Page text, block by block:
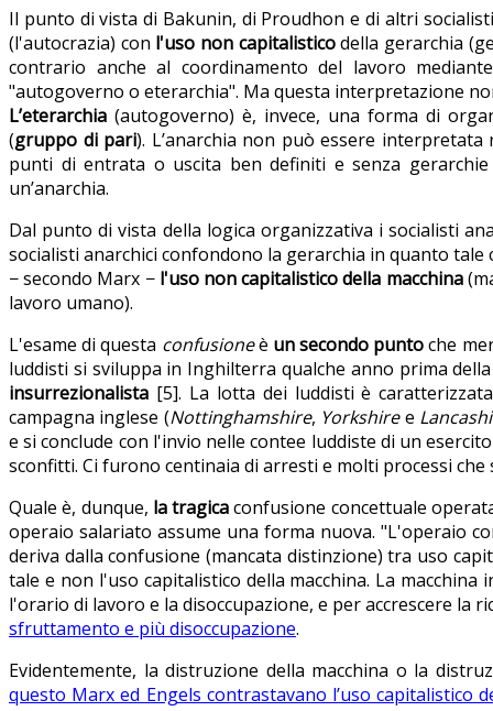
Il punto di vista di Bakunin, di Proudhon e di altri
(l'autocrazia) con l'uso non capitalisticodella gerarchia
contrario anche al coordinamento del lavoro
"autogoverno o eterarchia". Ma questa interpretazione
L’eterarchia(autogoverno) è, invece, una forma di
(gruppo di pari). L’anarchia non può essere interpretata
punti di entrata o uscita ben definiti e senza
un’anarchia.
Dal punto di vista della logica organizzativa i socialisti
socialisti anarchici confondono la gerarchia in quanto
− secondo Marx − l'uso non capitalistico della macchina
lavoro umano).
L'esame di questa confusioneè un secondo puntoche
luddisti si sviluppa in Inghilterra qualche anno prima
insurrezionalista [5]. La lotta dei luddisti è
campagna inglese (Nottinghamshire, Yorkshiree
e si conclude con l'invio nelle contee luddiste di un
sconfitti. Ci furono centinaia di arresti e molti processi
Quale è, dunque, la tragicaconfusione concettuale
operaio salariato assume una forma nuova. "L'operaio
deriva dalla confusione (mancata distinzione) tra uso
tale e non l'uso capitalistico della macchina. La
l'orario di lavoro e la disoccupazione, e per accrescere la
sfruttamento e più disoccupazione.
Evidentemente, la distruzione della macchina o la
questo Marx ed Engels contrastavano l’uso capitalistico